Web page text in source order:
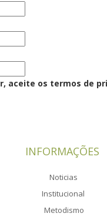
aceite os termos de
INFORMAÇÕES
Noticias
Institucional
Metodismo